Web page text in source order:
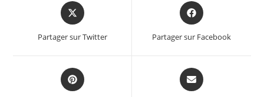
Opens
in
new
Partager sur Twitter
Opens
in
new
Partager sur Facebook
Opens
in
Opens
in